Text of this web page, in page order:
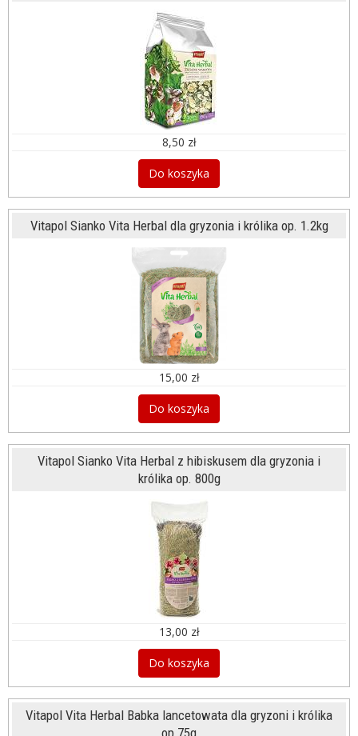
8,50 zł
Do koszyka
Vitapol Sianko Vita Herbal dla gryzonia i królika op. 1.2kg
15,00 zł
Do koszyka
Vitapol Sianko Vita Herbal z hibiskusem dla gryzonia i
królika op. 800g
13,00 zł
Do koszyka
Vitapol Vita Herbal Babka lancetowata dla gryzoni i królika
op.75g